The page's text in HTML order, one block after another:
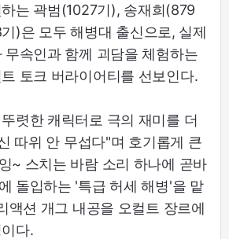
는 곽범(1027기), 송재희(879
)은 모두 해병대 출신으로, 실제
무속인과 함께 괴담을 체험하는
토크 버라이어티를 선보인다.
렷한 캐릭터로 극의 재미를 더
따위 안 무섭다"며 호기롭게 큰
~ 스치는 바람 소리 하나에 곧바
돌입하는 '특급 허세 해병'을 맡
액션 개그 내공을 오컬트 장르에
다.